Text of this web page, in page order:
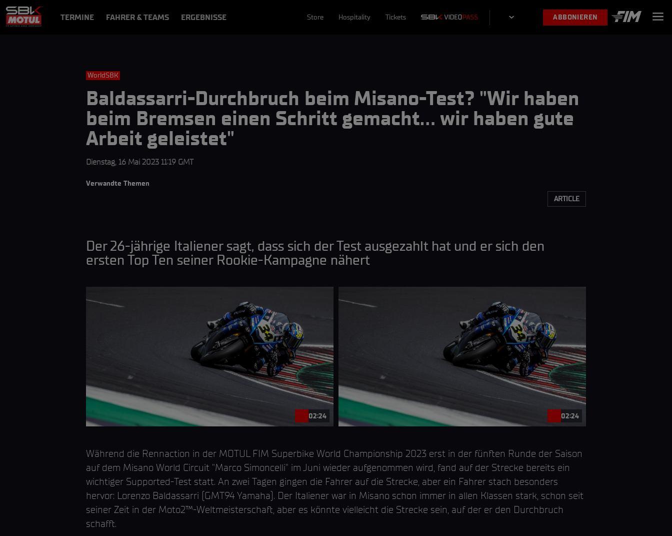
TERMINE FAHRER & TEAMS ERGEBNISSE Store Hospitality Tickets ABBONIEREN
WorldSBK
Baldassarri-Durchbruch beim Misano-Test? "Wir haben
beim Bremsen einen Schritt gemacht... wir haben gute
Arbeit geleistet"
Dienstag, 16 Mai 2023 11:19 GMT
Verwandte Themen
ARTICLE
Der 26-jährige Italiener sagt, dass sich der Test ausgezahlt hat und er sich den
ersten Top Ten seiner Rookie-Kampagne nähert
02:24 02:24
Während die Rennaction in der MOTUL FIM Superbike World Championship 2023 erst in der fünften Runde der Saison
auf dem Misano World Circuit "Marco Simoncelli" im Juni wieder aufgenommen wird, fand auf der Strecke bereits ein
wichtiger Supported-Test statt. An zwei Tagen gingen die Fahrer auf die Strecke, aber ein Fahrer stach besonders
hervor: Lorenzo Baldassarri (GMT94 Yamaha). Der Italiener war in Misano schon immer in allen Klassen stark, schon seit
seiner Zeit in der Moto2™-Weltmeisterschaft, aber es könnte vielleicht die Strecke sein, auf der er den Durchbruch
schafft.